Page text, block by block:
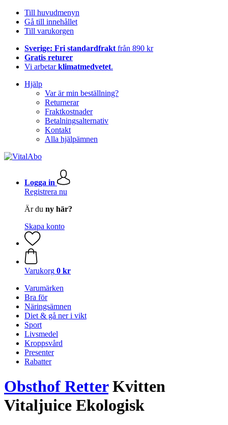
Till huvudmenyn
Gå till innehållet
Till varukorgen
Sverige: Fri standardfrakt från 890 kr
Gratis returer
Vi arbetarklimatmedvetet.
Hjälp
Var är min beställning?
Returnerar
Fraktkostnader
Betalningsalternativ
Kontakt
Alla hjälpämnen
Logga in
Registrera nu
Är du ny här?
Skapa konto
Varukorg 0 kr
Varumärken
Bra för
Näringsämnen
Diet & gå ner i vikt
Sport
Livsmedel
Kroppsvård
Presenter
Rabatter
Obsthof RetterKvitten
Vitaljuice Ekologisk